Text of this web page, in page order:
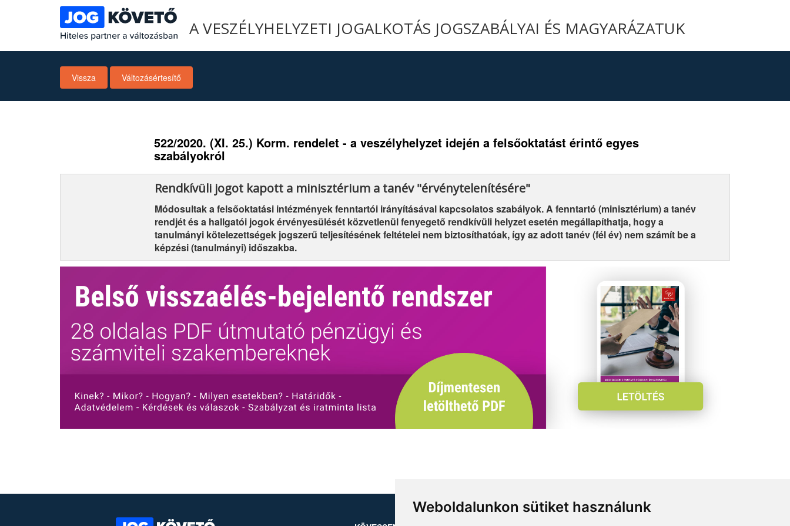
Weboldalunkon sütiket használunk
A VESZÉLYHELYZETI JOGALKOTÁS JOGSZABÁLYAI ÉS MAGYARÁZATUK
Vissza Változásértesítő
522/2020. (XI. 25.) Korm. rendelet - a veszélyhelyzet idején a felsőoktatást érintő egyes
szabályokról
Rendkívüli jogot kapott a minisztérium a tanév "érvénytelenítésére"
Módosultak a felsőoktatási intézmények fenntartói irányításával kapcsolatos szabályok. A fenntartó (minisztérium) a tanév
rendjét és a hallgatói jogok érvényesülését közvetlenül fenyegető rendkívüli helyzet esetén megállapíthatja, hogy a
tanulmányi kötelezettségek jogszerű teljesítésének feltételei nem biztosíthatóak, így az adott tanév (fél év) nem számít be a
képzési (tanulmányi) időszakba.